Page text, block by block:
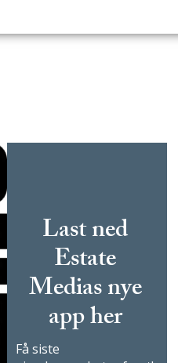
Last ned
Estate
Medias nye
app her
Få siste